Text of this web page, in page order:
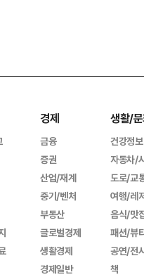
경제
금융
증권
산업/재계
중기/벤처
부동산
글로벌경제
생활경제
경제일반
생활/
건강정보
자동차/
도로/교
여행/레
음식/맛
패션/뷰
공연/전
책